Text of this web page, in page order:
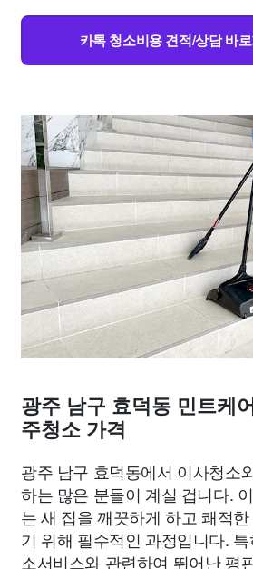
카톡 청소비용 견적/상담 바
광주 남구 효덕동 민트케
주청소 가격
광주 남구 효덕동에서 이사청소
하는 많은 분들이 계실 겁니다.
는 새 집을 깨끗하게 하고 쾌적
기 위해 필수적인 과정입니다.
소서비스와 관련하여 뛰어난 평